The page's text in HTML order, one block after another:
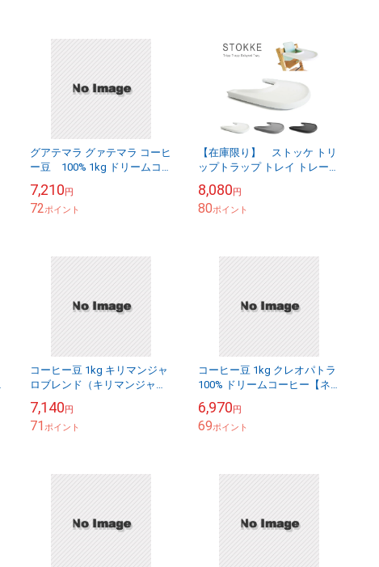
グアテマラ グァテマラ コーヒ
ー豆 100% 1kg ドリームコー
ール便送料無料
7,210円
72ポイント
【在庫限り】 ストッケ トリ
ップトラップ トレイ トレー
Trapp Tray ホワイト グ...
8,080円
80ポイント
コーヒー豆 1kg キリマンジャ
ロブレンド（キリマンジャ
４：３：３）ドリームコーヒ
ー 【ネコポス送料無料...
7,140円
71ポイント
コーヒー豆 1kg クレオパトラ
100% ドリームコーヒー【ネ
6,970円
69ポイント